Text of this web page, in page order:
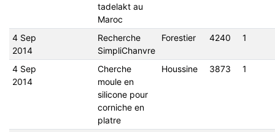
tadelakt au
Maroc
4 Sep
2014
Recherche
SimpliChanvre
Forestier 4240 1
4 Sep
2014
Cherche
moule en
silicone pour
corniche en
platre
Houssine 3873 1